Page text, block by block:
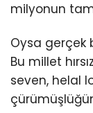
milyonun
Oysa gerçek
Bu millet
seven, helal